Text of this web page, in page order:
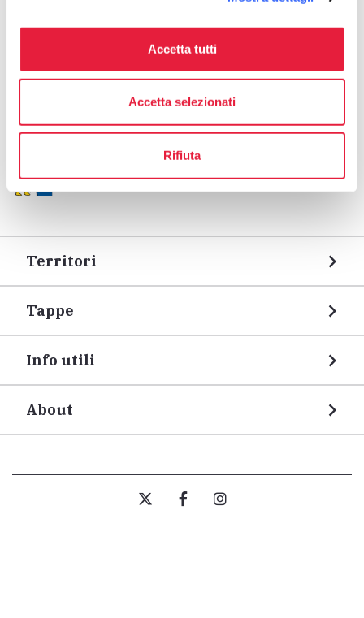
Accetta tutti
Accetta selezionati
Rifiuta
directions
Territori
Tappe
Info utili
About